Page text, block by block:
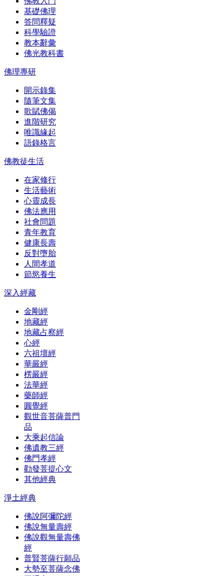
基礎佛理
答問釋疑
科學驗證
教本辭彙
佛光教科書
佛理專研
開示錄集
隨筆文集
歌賦佛偈
進階研究
唯識緣起
語錄格言
佛教徒生活
在家修行
生活藝術
心靈成長
佛法應用
社會問題
青年教育
健康長壽
反對墮胎
人間孝道
節慾養生
深入經藏
金剛經
地藏經
地藏占察經
心經
六祖壇經
華嚴經
楞嚴經
法華經
藥師經
圓覺經
觀世音菩薩普門
品
大乘起信論
佛遺教三經
佛門孝經
勸發菩提心文
其他經典
淨土經典
佛說阿彌陀經
佛說無量壽經
佛說觀無量壽佛
經
普賢菩薩行願品
大勢至菩薩念佛